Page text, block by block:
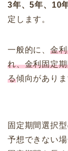
3年、5年、10
定します。
一般的に、 金
れ、金利固定
る傾向がありま
固定期間選択
予想できない